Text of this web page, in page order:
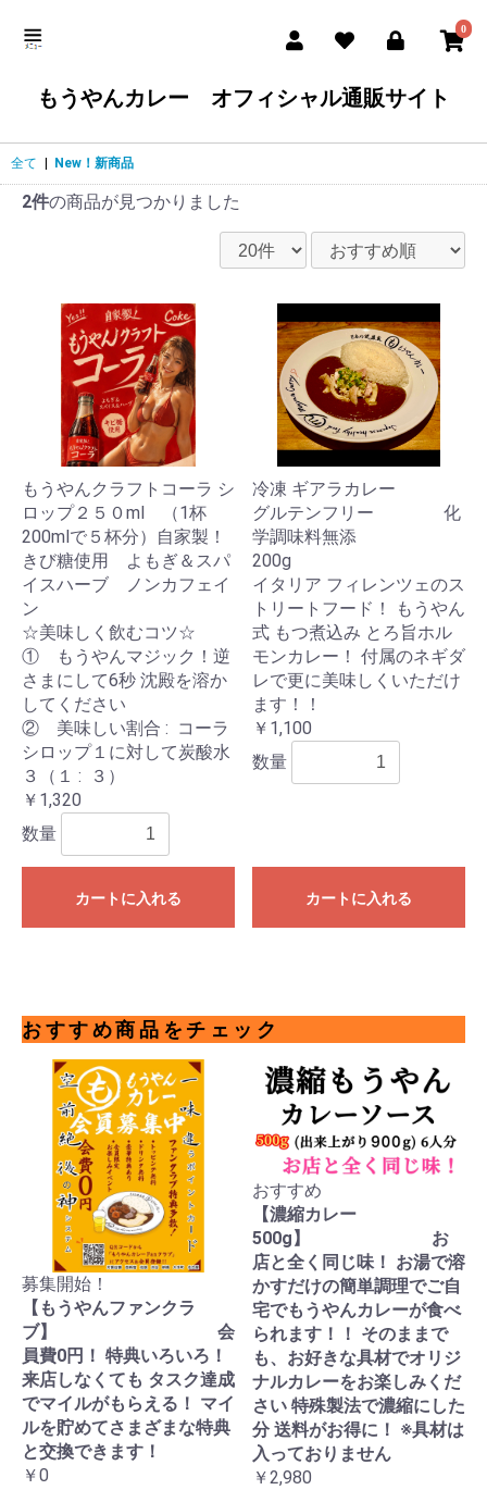
0
もうやんカレー オフィシャル通販サイト
全て New！新商品
2件の商品が見つかりました
もうやんクラフトコーラ シ
ロップ２５０ml （1杯
200mlで５杯分）自家製！
きび糖使用 よもぎ＆スパ
イスハーブ ノンカフェイ
ン
☆美味しく飲むコツ☆
① もうやんマジック！逆
さまにして6秒 沈殿を溶か
してください
② 美味しい割合 : コーラ
シロップ１に対して炭酸水
３（１ : ３）
￥1,320
数量
カートに入れる
冷凍 ギアラカレー
グルテンフリー 化
学調味料無添
200g
イタリア フィレンツェのス
トリートフード！ もうやん
式 もつ煮込み とろ旨ホル
モンカレー！ 付属のネギダ
レで更に美味しくいただけ
ます！！
￥1,100
数量
カートに入れる
おすすめ商品をチェック
募集開始！
【もうやんファンクラ
ブ】 会
員費0円！ 特典いろいろ！
来店しなくても タスク達成
でマイルがもらえる！ マイ
ルを貯めてさまざまな特典
と交換できます！
￥0
おすすめ
【濃縮カレー
500g】 お
店と全く同じ味！ お湯で溶
かすだけの簡単調理でご自
宅でもうやんカレーが食べ
られます！！ そのままで
も、お好きな具材でオリジ
ナルカレーをお楽しみくだ
さい 特殊製法で濃縮にした
分 送料がお得に！ ※具材は
入っておりません
￥2,980